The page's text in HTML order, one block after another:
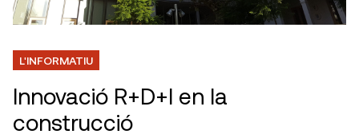
L'INFORMATIU
Innovació R+D+I en la
construcció